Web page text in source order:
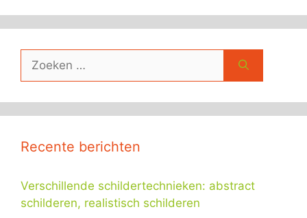
naar:
Recente berichten
Verschillende schildertechnieken: abstract
schilderen, realistisch schilderen